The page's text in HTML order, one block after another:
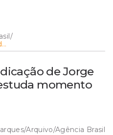
/
de Jorge
momento
Arquivo/Agência Brasil